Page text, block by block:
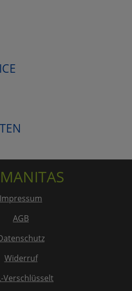
Impressum
AGB
Widerruf
Verschlüsselt